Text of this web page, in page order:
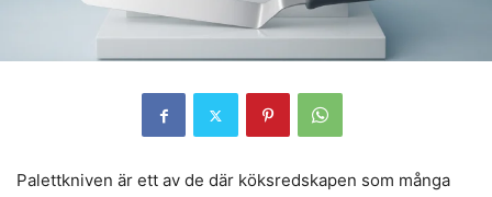
Palettkniven är ett av de där köksredskapen som många